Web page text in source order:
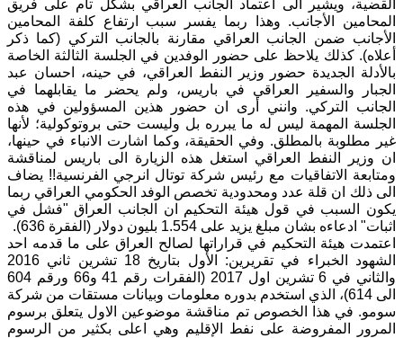
القضية، ويشير الى اعتماد الجانب العراقي بشكل تام على فريق
المحامين الأجانب. وهذا ربما يفسر سبب ارتفاع كلفة المحامين
الأجانب ضمن الجانب العراقي مقارنة بالجانب التركي (كما ذكر
أعلاه). كذلك يلاحظ على حضور الوفدين في الجلسة الثالثة الخاصة
بالأدلة الجديدة حضور وزير النفط العراقي، في حينه، احسان عبد
الجبار والسفير العراقي في باريس، ولم يحضر ما يقابلهما في
الجانب التركي. وانني أرى ان حضور هذين المسؤولين في هذه
الجلسة المهمة ليس له ما يبرره بل وليست حتى بروتوكولية؛ لأنها
غير مطلوبة بالمطلق. وفي الحقيقة، وكما اشارت الانباء في حينها،
ان وزير النفط العراقي استغل هذه الزيارة الى باريس لمناقشة
ومتابعة الاتفاقيات مع رئيس شركة توتال انرجي الفرنسية!! يضاف
الى ذلك ان قلة عدد ومحدودية تخصص الوفد الحكومي العراقي ربما
يكون السبب في قول هيئة التحكيم ان الجانب العراق "فشل في
اثبات" ادعاءه بشان مبلغ يزيد على 1.554 بليون دولار (الفقرة 636).
اعتمدت هيئة التحكيم في قراراتها لصالح العراق على ما قدمه احد
الشهود الخبراء في تقريرين: الأول بتاريخ 18 تشرين ثاني 2016
والثاني في 6 تشرين اول 2017 (الفقرات رقم 41 و66 ورقم 604
الى 614)، الذي استخدم بدوره معلومات وبيانات مستقات من شركة
سومو. في هذا الخصوص تم مناقشة موضوعين الاول يتعلق برسوم
المرور المفروضة على نفط الإقليم وهي اعلى بكثير من الرسوم